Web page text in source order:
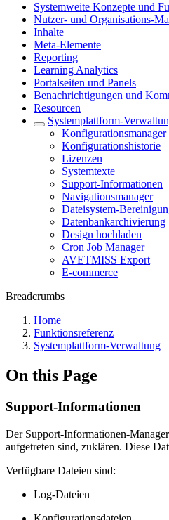
Systemweite Konzepte und
Nutzer- und Organisations-
Inhalte
Meta-Elemente
Reporting
Learning Analytics
Portalseiten und Panels
Benachrichtigungen und
Resourcen
Systemplattform-
Konfigurationsmanager
Konfigurationshistorie
Lizenzen
Systemtexte
Support-Informationen
Navigationsmanager
Dateisystem-
Datenbankarchivierung
Design hochladen
Cron Job Manager
AVETMISS Export
E-commerce
Breadcrumbs
Home
Funktionsreferenz
Systemplattform-Verwaltung
On this Page
Support-Informationen
Der Support-Informationen-
aufgetreten sind, zuklären. Diese
Verfügbare Dateien sind:
Log-Dateien